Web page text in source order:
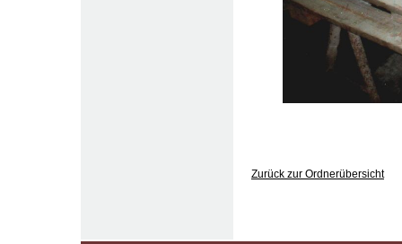
Zurück zur Ordnerübersicht